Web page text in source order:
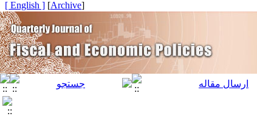
[
Archive
]
[ English ]